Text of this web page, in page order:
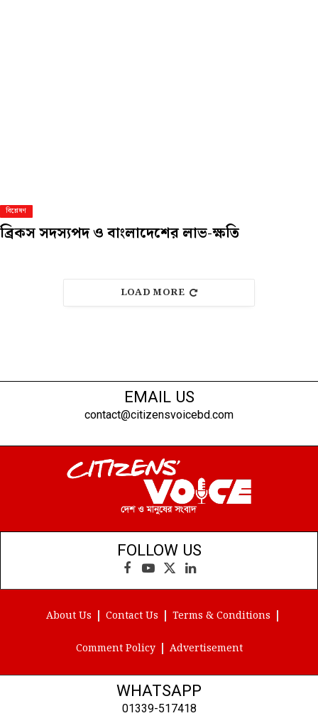
বিশ্লেষণ
ব্রিকস সদস্যপদ ও বাংলাদেশের লাভ-ক্ষতি
LOAD MORE
EMAIL US
contact@citizensvoicebd.com
FOLLOW US
Facebook
YouTube
X
(Twitter)
LinkedIn
About Us Contact Us Terms & Conditions
Comment Policy Advertisement
WHATSAPP
01339-517418